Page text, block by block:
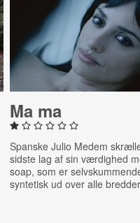
Ma ma
Spanske Julio Medem
sidste lag af sin værdighed
soap, som er
syntetisk ud over alle